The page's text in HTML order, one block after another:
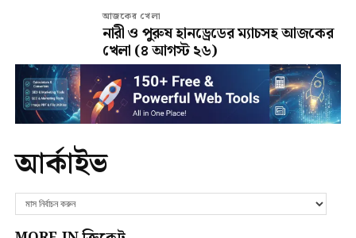
আজকের খেলা
নারী ও পুরুষ হানড্রেডের ম্যাচসহ আজকের
খেলা (৪ আগস্ট ২৬)
আর্কাইভ